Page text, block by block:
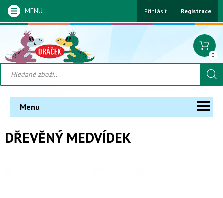
MENU Přihlásit Registrace
0
Menu
DŘEVĚNÝ MEDVÍDEK